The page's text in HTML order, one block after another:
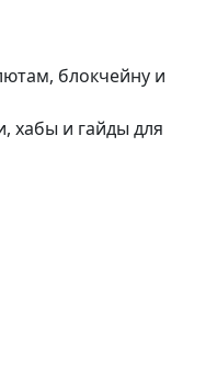
блокчейну и
хабы и гайды для